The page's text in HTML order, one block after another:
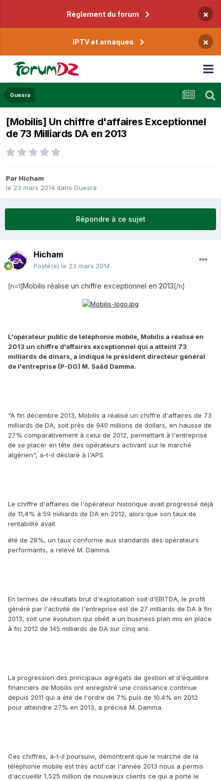
Règlement du forum ×
IPTV et arnaques ×
Guesra
[Mobilis] Un chiffre d'affaires Exceptionnel
de 73 Milliards DA en 2013
Par Hicham
le 23 mars 2014 dans Guesra
Répondre à ce sujet
Hicham
Posté(e) le 23 mars 2014
[h=1]Mobilis réalise un chiffre exceptionnel en 2013[/h]
L'opérateur public de téléphonie mobile, Mobilis a réalisé en
2013 un chiffre d'affaires exceptionnel qui a atteint 73
milliards de dinars, a indiqué le président directeur général
de l'entreprise (P-DG) M. Saâd Damma.
"A fin décembre 2013, Mobilis a réalisé un chiffre d'affaires de 73
milliards de DA, soit près de 940 millions de dollars, en hausse de
27% comparativement à celui de 2012, permettant à l'entreprise
de se placer en tête des opérateurs activant sur le marché
algérien", a-t-il déclaré à l'APS.
Le chiffre d'affaires de l'opérateur historique avait progressé déjà
de 11,4% à 59 milliards de DA en 2012, alors que son taux de
rentabilité avait
été de 28%, un taux conforme aux standards des opérateurs
performants, a relevé M. Damma.
En termes de résultats brut d'exploitation soit d'EBITDA, le profit
généré par l'activité de l'entreprise est de 27 milliards de DA à fin
2013, soit une évolution qui obéit a un business plan mis en place
à fin 2012 de 145 milliards de DA sur cinq ans.
La progression des principaux agrégats de gestion et d'équilibre
financiers de Mobilis ont enregistré une croissance continue
depuis 2011 qui a été de l'ordre de 7% puis de 10.4% en 2012
pour atteindre 27% en 2013, a précisé M. Damma.
Ces chiffres, a-t-il poursuivi, démontrent que le marché de la
téléphonie mobile est très actif car l'année 2013 nous a permis
d'accueillir 1,525 million de nouveaux clients ce qui a porté le